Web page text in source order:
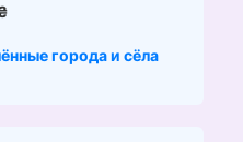
города и сёла